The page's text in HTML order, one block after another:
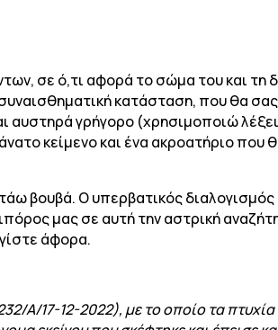
σε ό,τι αφορά το σώμα του και τη
κατάσταση, που θα
αυστηρά γρήγορο (χρησιμοποιώ
κείμενο και ένα ακροατήριο που
βουβά. Ο υπερβατικός διαλογισμός
μας σε αυτή την αστρική
άφορα.
Α/17-12-2022), με το οποίο τα